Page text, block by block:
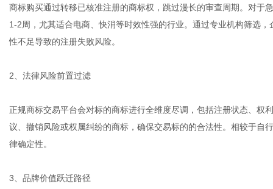
商标购买通过转移已核准注册的商标权，跳过漫长的审查周期。对于
1-2周，尤其适合电商、快消等时效性强的行业。通过专业机构筛选
性不足导致的注册失败风险。
2、法律风险前置过滤
正规商标交易平台会对标的商标进行全维度尽调，包括注册状态、权
议、撤销风险或权属纠纷的商标，确保交易标的的合法性。相较于自
律确定性。
3、品牌价值跃迁路径